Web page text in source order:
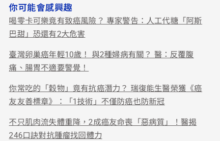
你可能會感興趣
喝零卡可樂竟有致癌風險？ 專家警告：人工代糖「阿斯
巴甜」恐還有2大危害
臺灣卵巢癌年輕10歲！ 與2種婦病有關？ 醫：反覆腹
痛、腸胃不適要警覺！
你常吃的「穀物」竟有抗癌潛力？ 瑞復能生醫榮獲《癌
友友善標章》：「1技術」不僅防癌也防新冠
不只肌肉流失體重降，2成癌友命喪「惡病質」！醫揭
246口訣對抗腫瘤找回體力